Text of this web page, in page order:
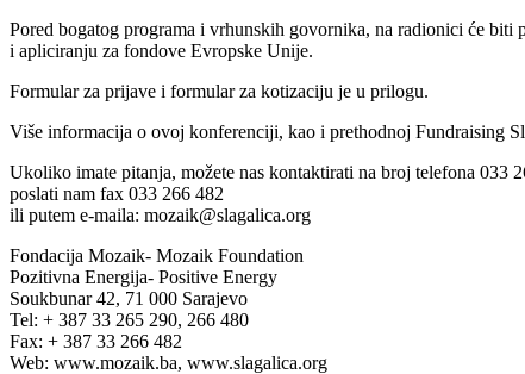
Pored bogatog programa i vrhunskih govornika, na radionici će
i apliciranju za fondove Evropske Unije.
Formular za prijave i formular za kotizaciju je u prilogu.
Više informacija o ovoj konferenciji, kao i prethodnoj Fundraising
Ukoliko imate pitanja, možete nas kontaktirati na broj telefona 033
poslati nam fax 033 266 482
ili putem e-maila: mozaik@slagalica.org
Fondacija Mozaik- Mozaik Foundation
Pozitivna Energija- Positive Energy
Soukbunar 42, 71 000 Sarajevo
Tel: + 387 33 265 290, 266 480
Fax: + 387 33 266 482
Web: www.mozaik.ba, www.slagalica.org